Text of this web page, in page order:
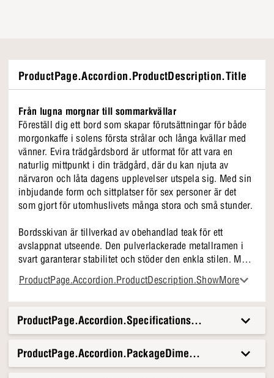
ProductPage.Accordion.ProductDescription.Title
Från lugna morgnar till sommarkvällar
Föreställ dig ett bord som skapar förutsättningar för både
morgonkaffe i solens första strålar och långa kvällar med
vänner. Evira trädgårdsbord är utformat för att vara en
naturlig mittpunkt i din trädgård, där du kan njuta av
närvaron och låta dagens upplevelser utspela sig. Med sin
inbjudande form och sittplatser för sex personer är det
som gjort för utomhuslivets många stora och små stunder.
Bordsskivan är tillverkad av obehandlad teak för ett
avslappnat utseende. Den pulverlackerade metallramen i
svart garanterar stabilitet och stöder den enkla stilen. Med
en höjd på 74 cm och en diameter på 150 cm är Evira både
rymlig och lätt att placera i olika utomhusmiljöer.
Varför vi väljer Evira
● Teakträ med en naturlig skönhet
● Obehandlad yta som patinerar vackert
● Stabil metallram i svart
● Sittplatser för sex personer
ProductPage.Accordion.ProductDescription.ShowMore
ProductPage.Accordion.Specifications.Title